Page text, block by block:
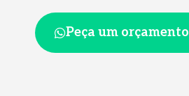
Peça um orçamento